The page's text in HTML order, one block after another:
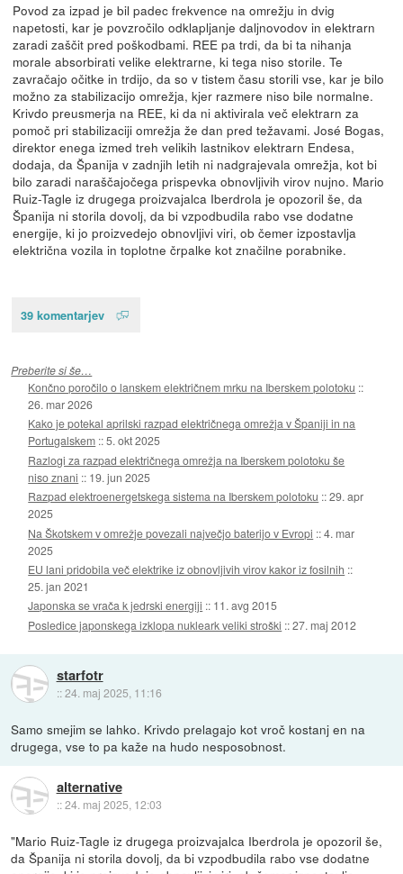
Povod za izpad je bil padec frekvence na omrežju in dvig
napetosti, kar je povzročilo odklapljanje daljnovodov in elektrarn
zaradi zaščit pred poškodbami. REE pa trdi, da bi ta nihanja
morale absorbirati velike elektrarne, ki tega niso storile. Te
zavračajo očitke in trdijo, da so v tistem času storili vse, kar je bilo
možno za stabilizacijo omrežja, kjer razmere niso bile normalne.
Krivdo preusmerja na REE, ki da ni aktivirala več elektrarn za
pomoč pri stabilizaciji omrežja že dan pred težavami. José Bogas,
direktor enega izmed treh velikih lastnikov elektrarn Endesa,
dodaja, da Španija v zadnjih letih ni nadgrajevala omrežja, kot bi
bilo zaradi naraščajočega prispevka obnovljivih virov nujno. Mario
Ruiz-Tagle iz drugega proizvajalca Iberdrola je opozoril še, da
Španija ni storila dovolj, da bi vzpodbudila rabo vse dodatne
energije, ki jo proizvedejo obnovljivi viri, ob čemer izpostavlja
električna vozila in toplotne črpalke kot značilne porabnike.
39 komentarjev
Preberite si še…
Končno poročilo o lanskem električnem mrku na Iberskem polotoku ::
26. mar 2026
Kako je potekal aprilski razpad električnega omrežja v Španiji in na
Portugalskem ::5. okt 2025
Razlogi za razpad električnega omrežja na Iberskem polotoku še
niso znani :: 19. jun 2025
Razpad elektroenergetskega sistema na Iberskem polotoku ::29. apr
2025
Na Škotskem v omrežje povezali največjo baterijo v Evropi ::4. mar
2025
EU lani pridobila več elektrike iz obnovljivih virov kakor iz fosilnih ::
25. jan 2021
Japonska se vrača k jedrski energiji :: 11. avg 2015
Posledice japonskega izklopa nukleark veliki stroški ::27. maj 2012
starfotr
::24. maj 2025, 11:16
Samo smejim se lahko. Krivdo prelagajo kot vroč kostanj en na
drugega, vse to pa kaže na hudo nesposobnost.
alternative
::24. maj 2025, 12:03
"Mario Ruiz-Tagle iz drugega proizvajalca Iberdrola je opozoril še,
da Španija ni storila dovolj, da bi vzpodbudila rabo vse dodatne